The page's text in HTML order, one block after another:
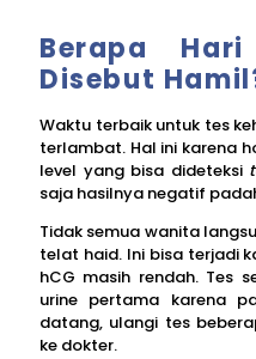
Berapa
Disebut
Waktu terbaik untuk tes
terlambat. Hal ini karena
level yang bisa dideteksi
saja hasilnya negatif
Tidak semua wanita
telat haid. Ini bisa terjadi
hCG masih rendah. Tes
urine pertama karena
datang, ulangi tes
ke dokter.